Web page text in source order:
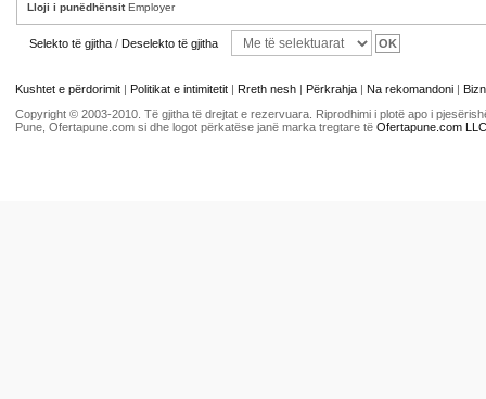
Lloji i punëdhënsitEmployer
Selekto të gjitha / Deselekto të gjitha
Kushtet e përdorimit | Politikat e intimitetit | Rreth nesh | Përkrahja | Na rekomandoni |
Copyright © 2003-2010. Të gjitha të drejtat e rezervuara. Riprodhimi i plotë apo i
Pune, Ofertapune.com si dhe logot përkatëse janë marka tregtare të Ofertapune.com LLC